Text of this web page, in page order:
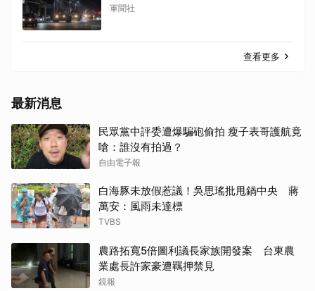
軍聞社
查看更多
最新消息
民眾黨中評委遭爆騙砲偷拍 瘦子表哥護航竟
嗆：誰沒有拍過？
自由電子報
白海豚未放假惹議！吳思瑤批甩鍋中央 蔣
萬安：風雨未達標
TVBS
農路拓寬5倍圖利議長家族開發案 台東農
業處長許家豪遭羈押禁見
鏡報
取消